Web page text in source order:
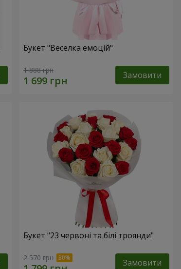
Букет "Веселка емоцій"
1 888 грн Замовити
Букет "23 червоні та білі троянди"
2 570 грн Замовити